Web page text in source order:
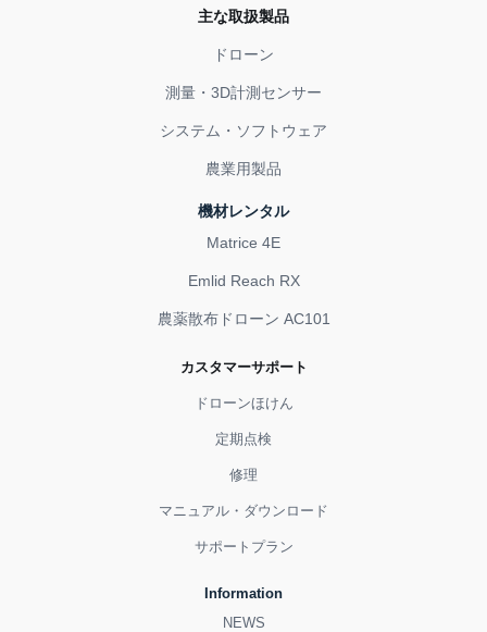
主な取扱製品
ドローン
測量・3D計測センサー
システム・ソフトウェア
農業用製品
機材レンタル
Matrice 4E
Emlid Reach RX
農薬散布ドローン AC101
カスタマーサポート
ドローンほけん
定期点検
修理
マニュアル・ダウンロード
サポートプラン
Information
NEWS